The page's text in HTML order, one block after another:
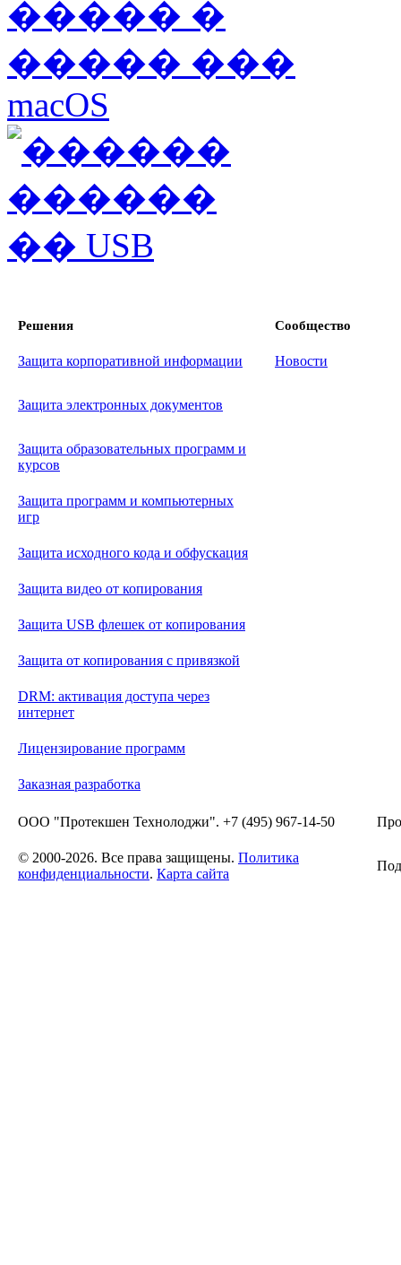
Решения Сообщество
Защита корпоративной информации Новости
Защита электронных документов
Защита образовательных программ и
курсов
Защита программ и компьютерных
игр
Защита исходного кода и обфускация
Защита видео от копирования
Защита USB флешек от копирования
Защита от копирования с привязкой
DRM: активация доступа через
интернет
Лицензирование программ
Заказная разработка
ООО "Протекшен Технолоджи". +7 (495) 967-14-50
© 2000-2026. Все права защищены. Политика
конфиденциальности. Карта сайта